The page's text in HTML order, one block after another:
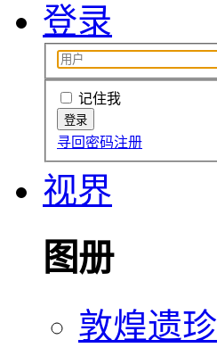
登录
记住我
寻回密码注册
视界
图册
敦煌遗珍